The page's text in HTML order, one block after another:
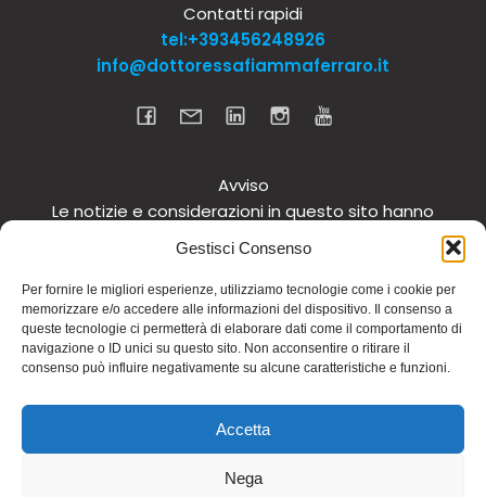
Gestisci Consenso
Per fornire le migliori esperienze, utilizziamo tecnologie come i cookie per
memorizzare e/o accedere alle informazioni del dispositivo. Il consenso a
queste tecnologie ci permetterà di elaborare dati come il comportamento di
navigazione o ID unici su questo sito. Non acconsentire o ritirare il
consenso può influire negativamente su alcune caratteristiche e funzioni.
Accetta
Nega
Contatti rapidi
tel:+393456248926
info@dottoressafiammaferraro.it
Avviso
Le notizie e considerazioni in questo sito hanno
carattere informativo generale e non intendono in
alcun modo dare consigli medici. Si raccomanda di
non intraprendere o interrompere alcuna terapia o
assunzione o cambiamento di integratori o
tantomeno medicinali (nemmeno “naturali”) senza
una preventiva consultazione del proprio medico.
sito. Non si risponde inoltre in alcun modo in relazione
quali si rinvia.